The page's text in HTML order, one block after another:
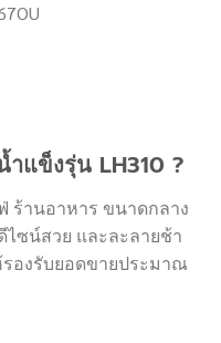
แข็งรุ่น LH310 ?
ร้านอาหาร ขนาดกลาง
ซน์สวย และละลายช้า
รองรับยอดขายประมาณ